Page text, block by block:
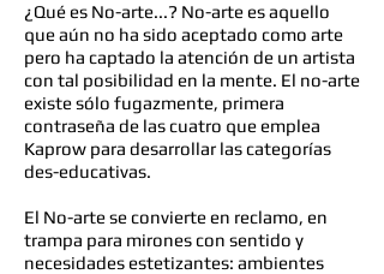
¿Qué es No-arte...? No-arte es aquello
que aún no ha sido aceptado como arte
pero ha captado la atención de un artista
con tal posibilidad en la mente. El no-arte
existe sólo fugazmente, primera
contraseña de las cuatro que emplea
Kaprow para desarrollar las categorías
des-educativas.
El No-arte se convierte en reclamo, en
trampa para mirones con sentido y
necesidades estetizantes: ambientes